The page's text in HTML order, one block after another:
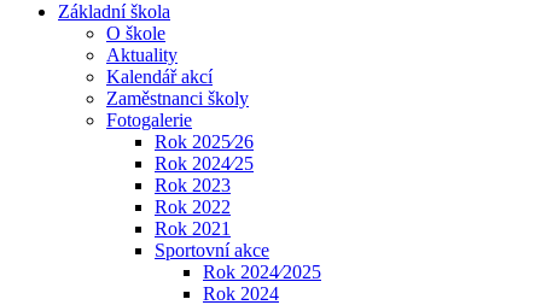
Základní škola
O škole
Aktuality
Kalendář akcí
Zaměstnanci školy
Fotogalerie
Rok 2025⁄26
Rok 2024⁄25
Rok 2023
Rok 2022
Rok 2021
Sportovní akce
Rok 2024⁄2025
Rok 2024